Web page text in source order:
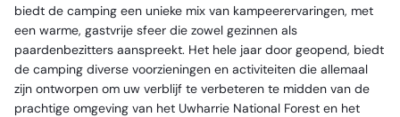
biedt de camping een unieke mix van kampeerervaringen, met
een warme, gastvrije sfeer die zowel gezinnen als
paardenbezitters aanspreekt. Het hele jaar door geopend, biedt
de camping diverse voorzieningen en activiteiten die allemaal
zijn ontworpen om uw verblijf te verbeteren te midden van de
prachtige omgeving van het Uwharrie National Forest en het